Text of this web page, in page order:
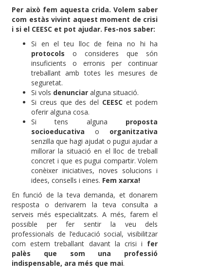
Per això fem aquesta crida. Volem saber
com estàs vivint aquest moment de crisi
i si el CEESC et pot ajudar. Fes-nos saber:
Si en el teu lloc de feina no hi ha
protocols o consideres que són
insuficients o erronis per continuar
treballant amb totes les mesures de
seguretat.
Si vols denunciar alguna situació.
Si creus que des del CEESCet podem
oferir alguna cosa.
Si tens alguna proposta
socioeducativao organitzativa
senzilla que hagi ajudat o pugui ajudar a
millorar la situació en el lloc de treball
concret i que es pugui compartir. Volem
conèixer iniciatives, noves solucions i
idees, consells i eines. Fem xarxa!
En funció de la teva demanda, et donarem
resposta o derivarem la teva consulta a
serveis més especialitzats. A més, farem el
possible per fer sentir la veu dels
professionals de l’educació social, visibilitzar
com estem treballant davant la crisi i fer
palès que som una professió
indispensable, ara més que mai.